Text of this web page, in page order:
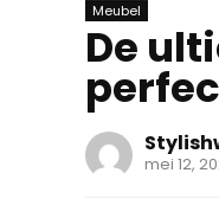
Meubel
De
mei 12,